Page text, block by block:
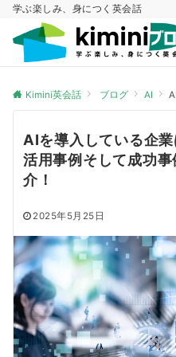
学ぶ楽しみ、身につく英会話
Kimini英会話 ブログ AI AI
AIを導入している企
活用事例そして成功
介！
2025年5月25日